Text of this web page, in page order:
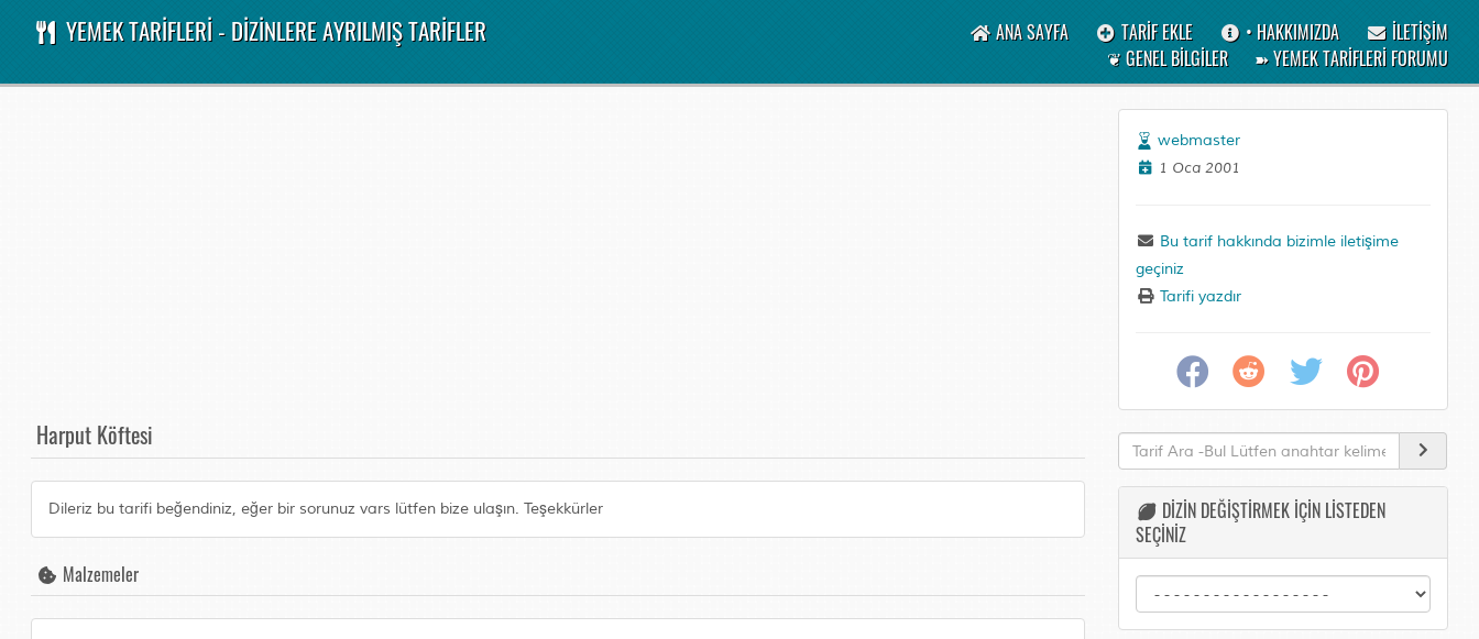
YEMEK TARİFLERİ - DİZİNLERE AYRILMIŞ TARİFLER ANA SAYFA TARİF EKLE • HAKKIMIZDA
İLETİŞİM
❦ GENEL BİLGİLER
➽ YEMEK TARİFLERİ FORUMU
Harput Köftesi
Dileriz bu tarifi beğendiniz, eğer bir sorunuz vars lütfen bize ulaşın. Teşekkürler
Malzemeler
webmaster
1 Oca 2001
Bu tarif hakkında bizimle iletişime
geçiniz
Tarifi yazdır
DİZİN DEĞİŞTİRMEK İÇİN LİSTEDEN
SEÇİNİZ